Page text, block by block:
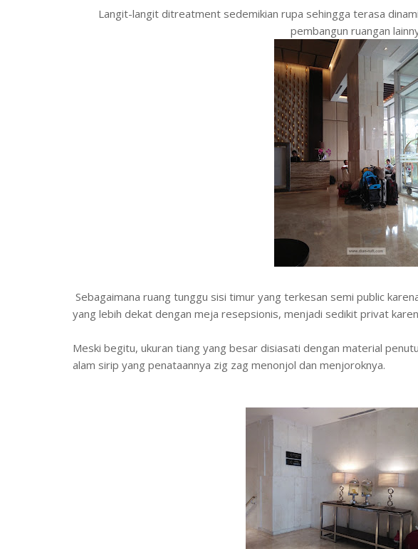
Langit-langit ditreatment sedemikian rupa sehingga terasa
pembangun ruangan
Sebagaimana ruang tunggu sisi timur yang terkesan semi public
yang lebih dekat dengan meja resepsionis, menjadi sedikit privat
Meski begitu, ukuran tiang yang besar disiasati dengan material
alam sirip yang penataannya zig zag menonjol dan menjoroknya.